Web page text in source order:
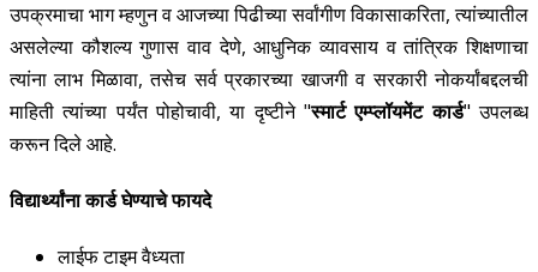
उपक्रमाचा भाग म्हणुन व आजच्या पिढीच्या सर्वांगीण विकासाकरिता, त्यांच्यातील
असलेल्या कौशल्य गुणास वाव देणे, आधुनिक व्यावसाय व तांत्रिक शिक्षणाचा
त्यांना लाभ मिळावा, तसेच सर्व प्रकारच्या खाजगी व सरकारी नोकर्यांबद्दलची
माहिती त्यांच्या पर्यंत पोहोचावी, या दृष्टीने "स्मार्ट एम्प्लॉयमेंट कार्ड" उपलब्ध
करून दिले आहे.
विद्यार्थ्यांनाकार्ड घेण्याचे फायदे
लाईफ टाइम वैध्यता